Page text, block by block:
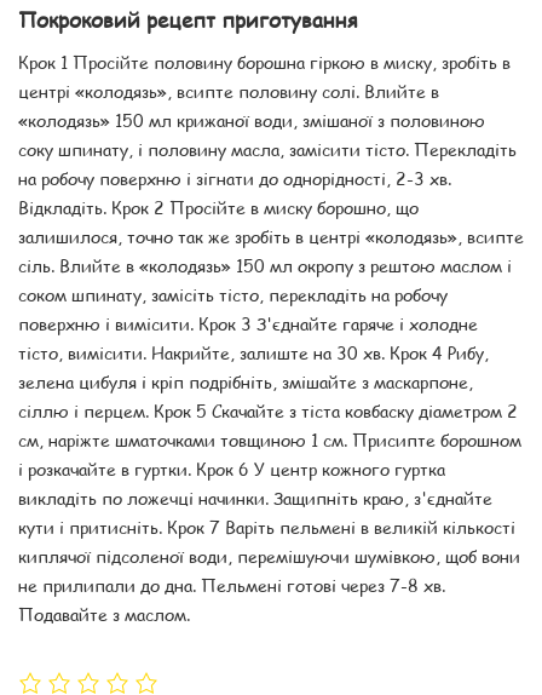
Покроковий рецепт приготування
Крок 1 Просійте половину борошна гіркою в миску, зробіть в
центрі «колодязь», всипте половину солі. Влийте в
«колодязь» 150 мл крижаної води, змішаної з половиною
соку шпинату, і половину масла, замісити тісто. Перекладіть
на робочу поверхню і зігнати до однорідності, 2-3 хв.
Відкладіть. Крок 2 Просійте в миску борошно, що
залишилося, точно так же зробіть в центрі «колодязь», всипте
сіль. Влийте в «колодязь» 150 мл окропу з рештою маслом і
соком шпинату, замісіть тісто, перекладіть на робочу
поверхню і вимісити. Крок 3 З'єднайте гаряче і холодне
тісто, вимісити. Накрийте, залиште на 30 хв. Крок 4 Рибу,
зелена цибуля і кріп подрібніть, змішайте з маскарпоне,
сіллю і перцем. Крок 5 Скачайте з тіста ковбаску діаметром 2
см, наріжте шматочками товщиною 1 см. Присипте борошном
і розкачайте в гуртки. Крок 6 У центр кожного гуртка
викладіть по ложечці начинки. Защипніть краю, з'єднайте
кути і притисніть. Крок 7 Варіть пельмені в великій кількості
киплячої підсоленої води, перемішуючи шумівкою, щоб вони
не прилипали до дна. Пельмені готові через 7-8 хв.
Подавайте з маслом.